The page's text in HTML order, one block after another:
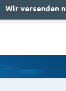
Wir versenden